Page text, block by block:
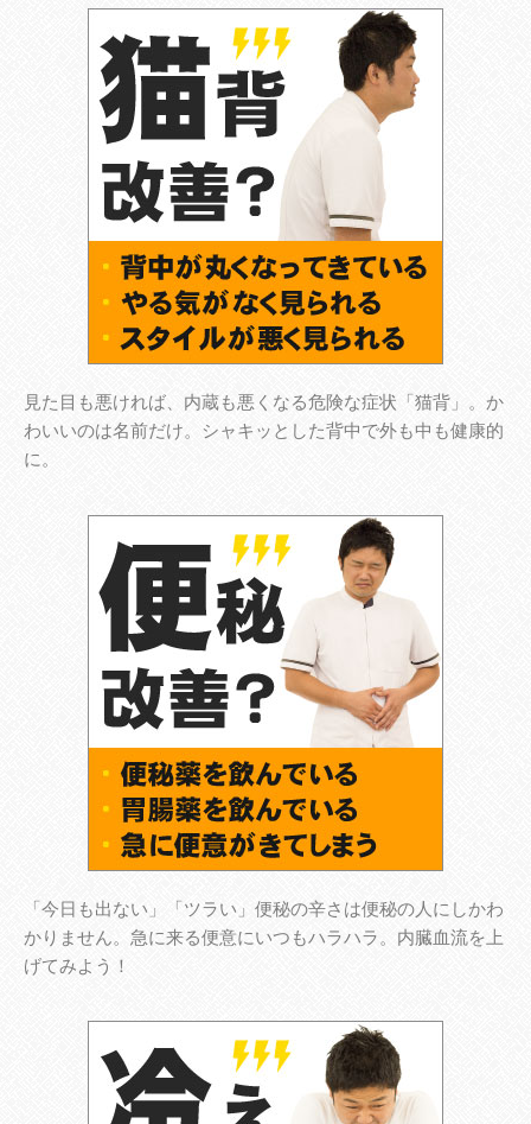
見た目も悪ければ、内蔵も悪くなる危険な症状「猫背」。か
わいいのは名前だけ。シャキッとした背中で外も中も健康的
に。
「今日も出ない」「ツラい」便秘の辛さは便秘の人にしかわ
かりません。急に来る便意にいつもハラハラ。内臓血流を上
げてみよう！